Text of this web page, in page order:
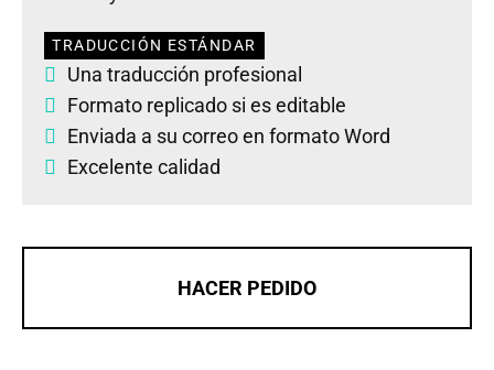
TRADUCCIÓN ESTÁNDAR
Una traducción profesional
Formato replicado si es editable
Enviada a su correo en formato Word
Excelente calidad
HACER PEDIDO